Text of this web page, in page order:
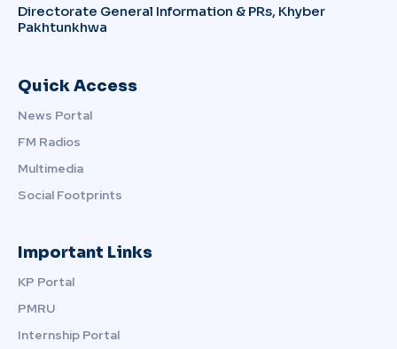
Directorate General Information & PRs, Khyber
Pakhtunkhwa
Quick Access
News Portal
FM Radios
Multimedia
Social Footprints
Important Links
KP Portal
PMRU
Internship Portal